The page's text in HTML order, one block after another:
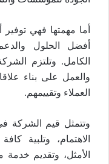
أما مهمتها فهي توفير
أفضل الحلول
الكامل. وتلتزم
والعمل على بناء
العملاء وتقييمهم.
وتتمثل قيم الشركة
الاهتمام، وتلبية
الأمثل، وتقديم